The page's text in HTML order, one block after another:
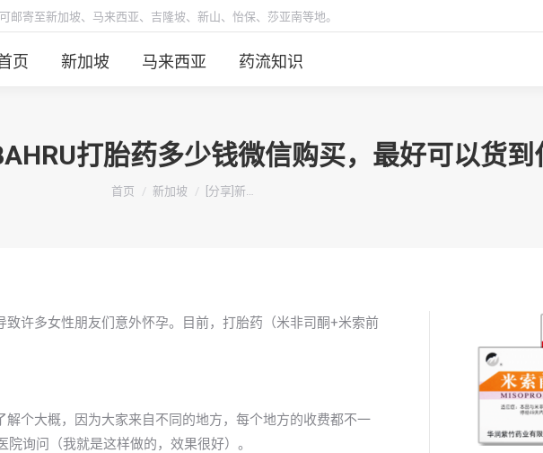
寄至新加坡、马来西亚、吉隆坡、新山、怡保、莎亚南等地。
页 新加坡 马来西亚 药流知识
打胎药多少钱微信购买，最好可以货到
你在这里：
首页 新加坡 [分享]新…
许多女性朋友们意外怀孕。目前，打胎药（米非司酮+米索前
个大概，因为大家来自不同的地方，每个地方的收费都不一
询问（我就是这样做的，效果很好）。